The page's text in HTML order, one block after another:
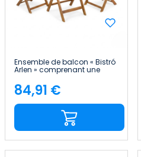
Ensemble de balcon « Bistró
Arlen » comprenant une
pliantes en bois d'acacia
7house
Price
84,91 €